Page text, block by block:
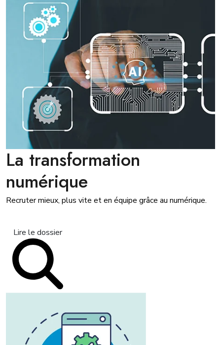
La transformation
numérique
Recruter mieux, plus vite et en équipe grâce au numérique.
Lire le dossier